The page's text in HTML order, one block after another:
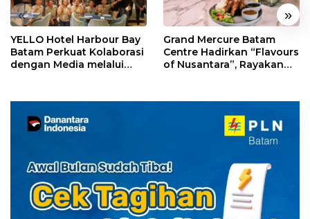
« »
YELLO Hotel Harbour Bay
Batam Perkuat Kolaborasi
dengan Media melalui
Grand Mercure Batam
Centre Hadirkan “Flavours
of Nusantara”, Rayakan